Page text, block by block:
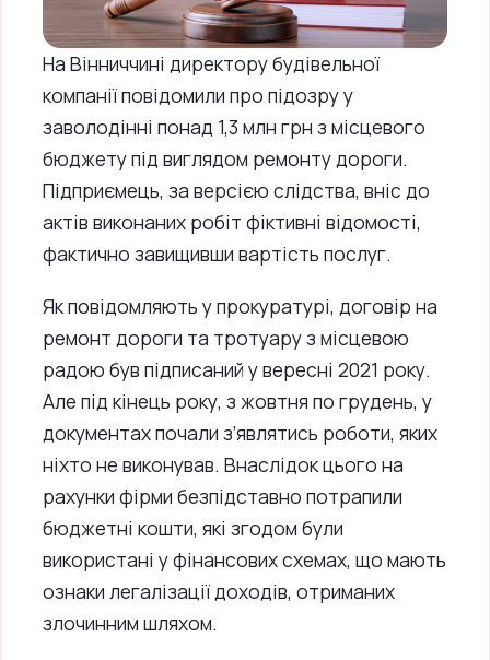
На Вінниччині директору будівельної
компанії повідомили про підозру у
заволодінні понад 1,3 млн грн з місцевого
бюджету під виглядом ремонту дороги.
Підприємець, за версією слідства, вніс до
актів виконаних робіт фіктивні відомості,
фактично завищивши вартість послуг.
Як повідомляють у прокуратурі, договір на
ремонт дороги та тротуару з місцевою
радою був підписаний у вересні 2021 року.
Але під кінець року, з жовтня по грудень, у
документах почали з’являтись роботи, яких
ніхто не виконував. Внаслідок цього на
рахунки фірми безпідставно потрапили
бюджетні кошти, які згодом були
використані у фінансових схемах, що мають
ознаки легалізації доходів, отриманих
злочинним шляхом.